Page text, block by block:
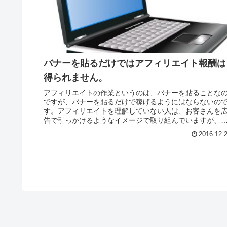
バナーを貼るだけではアフィリエイト報酬は
得られません。
アフィリエイトの作業というのは、バナーを貼ることな
ですが、バナーを貼るだけで稼げるようにはならないの
す。アフィリエイトを理解していない人は、お客さんを
告で引っかけるようなイメージで取り組んでいますが、広